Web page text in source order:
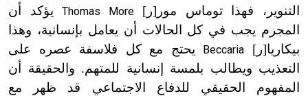
التنوير، فهذا توماس مور[ر]Thomas Moreيؤكد أن
المجرم يجب في كل الحالات أن يعامل بإنسانية، وهذا
بيكاريا[ر] Beccaria
يحتج مع كل فلاسفة عصره على
التعذيب ويطالب بلمسة إنسانية للمتهم. والحقيقة أن
المفهوم الحقيقي للدفاع الاجتماعي قد ظهر مع